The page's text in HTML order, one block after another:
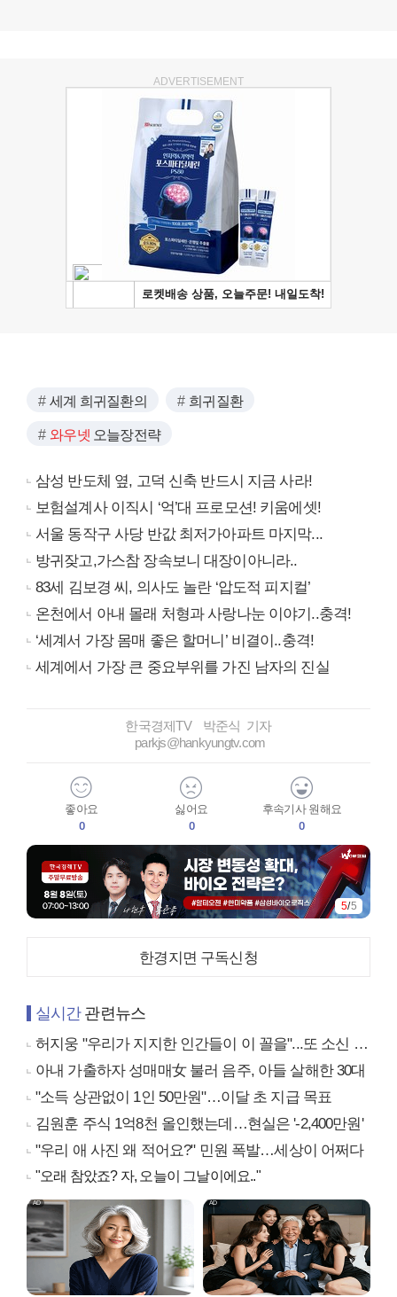
ADVERTISEMENT
세계 희귀질환의 희귀질환
와우넷 오늘장전략
삼성 반도체 옆, 고덕 신축 반드시 지금 사라!
보험설계사 이직시 ‘억’대 프로모션! 키움에셋!
서울 동작구 사당 반값 최저가아파트 마지막...
방귀잦고,가스참 장속보니 대장이아니라..
83세 김보경 씨, 의사도 놀란 ‘압도적 피지컬’
온천에서 아내 몰래 처형과 사랑나눈 이야기..충격!
‘세계서 가장 몸매 좋은 할머니’ 비결이..충격!
세계에서 가장 큰 중요부위를 가진 남자의 진실
한국경제TV 박준식 기자
parkjs@hankyungtv.com
좋아요
0
싫어요
0
후속기사 원해요
0
5/5
한경지면 구독신청
실시간관련뉴스
허지웅 "우리가 지지한 인간들이 이 꼴을"...또 소신 발언
아내 가출하자 성매매女 불러 음주, 아들 살해한 30대
"소득 상관없이 1인 50만원"…이달 초 지급 목표
김원훈 주식 1억8천 올인했는데…현실은 '-2,400만원'
"우리 애 사진 왜 적어요?" 민원 폭발…세상이 어쩌다
"오래 참았죠? 자, 오늘이 그날이에요.."